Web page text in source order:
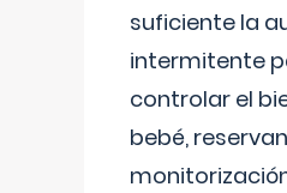
suficiente la
intermitente
controlar el
bebé,